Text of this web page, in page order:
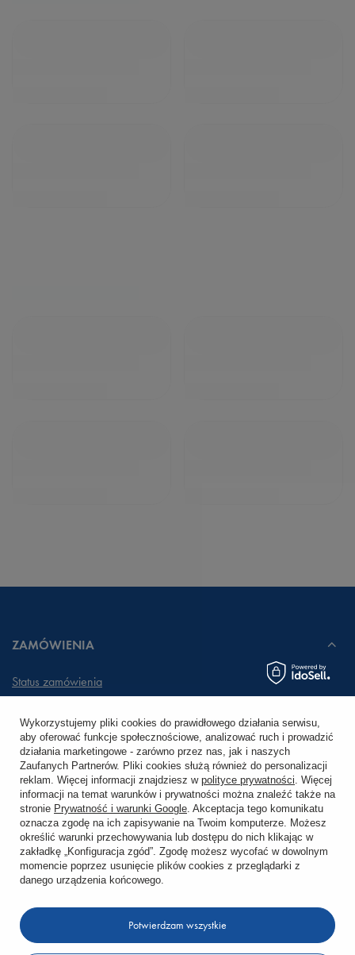
ZAMÓWIENIA
Status zamówienia
Chcę zareklamować produkt
Chcę zwrócić produkt
Chcę wymienić towar
KONTO
KONTAKT
Wykorzystujemy pliki cookies do prawidłowego działania serwisu,
aby oferować funkcje społecznościowe, analizować ruch i prowadzić
działania marketingowe - zarówno przez nas, jak i naszych
Zaufanych Partnerów. Pliki cookies służą również do personalizacji
reklam. Więcej informacji znajdziesz w polityce prywatności. Więcej
informacji na temat warunków i prywatności można znaleźć także na
stronie Prywatność i warunki Google. Akceptacja tego komunikatu
oznacza zgodę na ich zapisywanie na Twoim komputerze. Możesz
określić warunki przechowywania lub dostępu do nich klikając w
zakładkę „Konfiguracja zgód”. Zgodę możesz wycofać w dowolnym
momencie poprzez usunięcie plików cookies z przeglądarki z
danego urządzenia końcowego.
Potwierdzam wszystkie